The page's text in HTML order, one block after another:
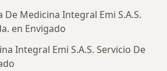
Medicina Integral Emi S.A.S.
en Envigado
Integral Emi S.A.S. Servicio De